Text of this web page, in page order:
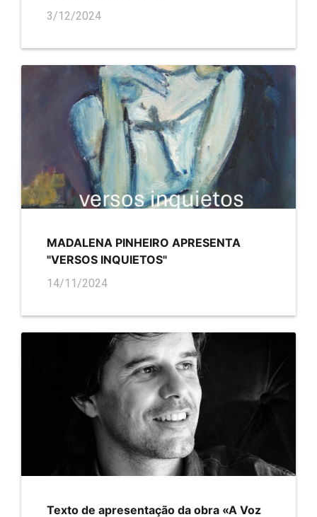
3/12/2024
MADALENA PINHEIRO APRESENTA
"VERSOS INQUIETOS"
14/11/2024
Texto de apresentação da obra «A Voz